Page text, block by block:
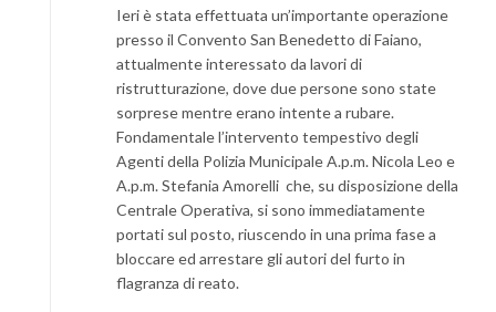
Ieri è stata effettuata un’importante operazione
presso il Convento San Benedetto di Faiano,
attualmente interessato da lavori di
ristrutturazione, dove due persone sono state
sorprese mentre erano intente a rubare.
Fondamentale l’intervento tempestivo degli
Agenti della Polizia Municipale A.p.m. Nicola Leo e
A.p.m. Stefania Amorelli che, su disposizione della
Centrale Operativa, si sono immediatamente
portati sul posto, riuscendo in una prima fase a
bloccare ed arrestare gli autori del furto in
flagranza di reato.